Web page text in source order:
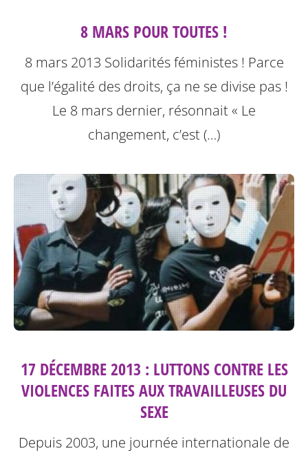
8 MARS POUR TOUTES !
8 mars 2013 Solidarités féministes ! Parce
que l’égalité des droits, ça ne se divise pas !
Le 8 mars dernier, résonnait « Le
changement, c’est (…)
17 DÉCEMBRE 2013 : LUTTONS CONTRE LES
VIOLENCES FAITES AUX TRAVAILLEUSES DU
SEXE
Depuis 2003, une journée internationale de